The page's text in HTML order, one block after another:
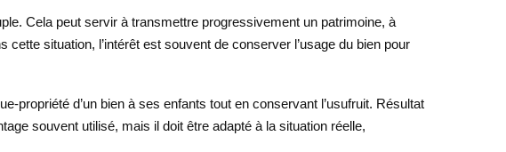
Cela peut servir à transmettre progressivement un patrimoine, à
situation, l’intérêt est souvent de conserver l’usage du bien pour
propriété d’un bien à ses enfants tout en conservant l’usufruit. Résultat
souvent utilisé, mais il doit être adapté à la situation réelle,